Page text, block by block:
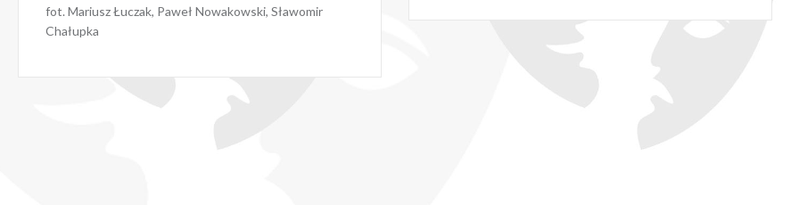
fot. Mariusz Łuczak, Paweł Nowakowski, Sławomir
Chałupka